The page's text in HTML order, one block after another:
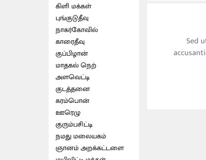
கிளி மக்கள்
புங்குடுதீவு
நாகர்கோவில்
காரைதீவு
குப்பிழான்
மாதகல் நெற்
அளவெட்டி
குடத்தனை
கரம்பொன்
ஊரெழு
குரும்பசிட்டி
நமது மலையகம்
ஞானம் அறக்கட்டளை
Sed